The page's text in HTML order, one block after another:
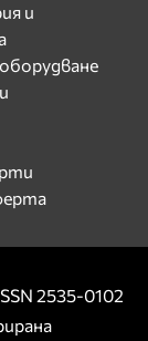
и
2535-0102